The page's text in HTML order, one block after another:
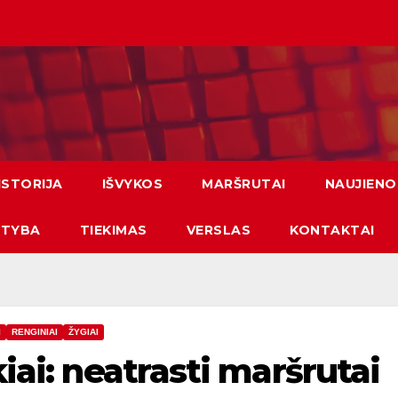
IŠVYKOS MARŠRUTAI
TIEKIMAS VERSLAS KONTAKTAI
RENGINIAI ŽYGIAI
neatrasti maršrutai